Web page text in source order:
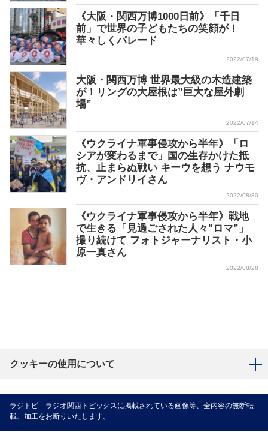
《大阪・関西万博1000日前》「千日
前」で世界の子どもたちの笑顔が！
華々しくパレード
2022/07/19
大阪・関西万博 世界最大級の木造建築
が！リングの大屋根は”巨大な屋外劇
場”
2022/07/14
《ウクライナ軍事侵攻から半年》「ロ
シアが変わるまで」国の生存かけた抵
抗、止まらぬ戦い キーウを想う ナウモ
ヴ・アンドリイさん
2022/08/30
《ウクライナ軍事侵攻から半年》戦地
で生きる「見過ごされた人々"ロマ”」
撮り続けて フォトジャーナリスト・小
原一真さん
2022/08/28
クッキーの使用について
ラジトピ ラジオ関西トピックスに掲載されている画像等、全内容の無断転
載、加工をお断りいたします。